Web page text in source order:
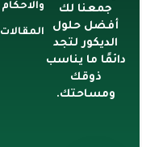
جمعنا لك
أفضل حلول
الديكور لتجد
دائمًا ما يناسب
ذوقك
ومساحتك.
والاحكام
المقالات